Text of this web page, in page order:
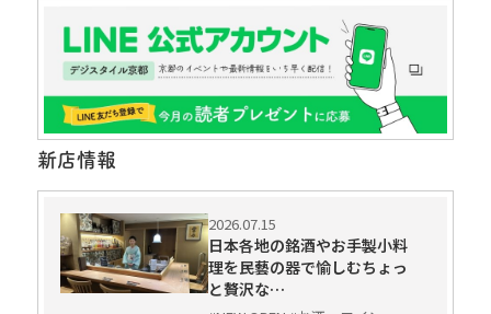
新店情報
2026.07.15
日本各地の銘酒やお手製小料
理を民藝の器で愉しむちょっ
と贅沢な…